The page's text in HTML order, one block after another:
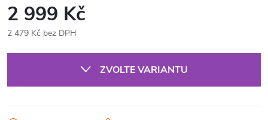
2 999 Kč
2 479 Kč bez DPH
ZVOLTE VARIANTU